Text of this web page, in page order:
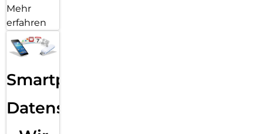
Mehr
erfahren
Smartphone
Datensicherung